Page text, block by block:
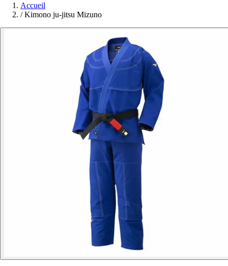
Accueil
/ Kimono ju-jitsu Mizuno